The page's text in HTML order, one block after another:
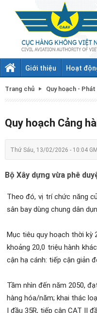
Giới thiệu Hoạt
Trang chủ Quy hoạch -
Quy hoạch Cảng
Thứ Sáu, 13/02/2026 - 10:04
Bộ Xây dựng vừa phê
Theo đó, vị trí chức năng
sân bay dùng chung dân
Mục tiêu quy hoạch thời kỳ
khoảng 20,0 triệu hành
cận hạ cánh: tiếp cận giản
Tầm nhìn đến năm 2050,
hàng hóa/năm; khai thác
I đầu 35R, tiếp cận CAT II